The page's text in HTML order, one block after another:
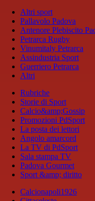
Altri sport
Pallavolo Padova
Antenore Plebiscito
Petrarca Rugby
Vinumitaly Petrarca
Assindustria Sport
Guerriero Petrarca
Altri
Rubriche
Storie di Sport
Calcio&amp;Gossip
Promozioni PdSport
La posta dei lettori
Angolo amarcord
La TV di PdSport
Sala stampa TV
Padova Gourmet
Sport &amp; diritto
Calcionapoli1926